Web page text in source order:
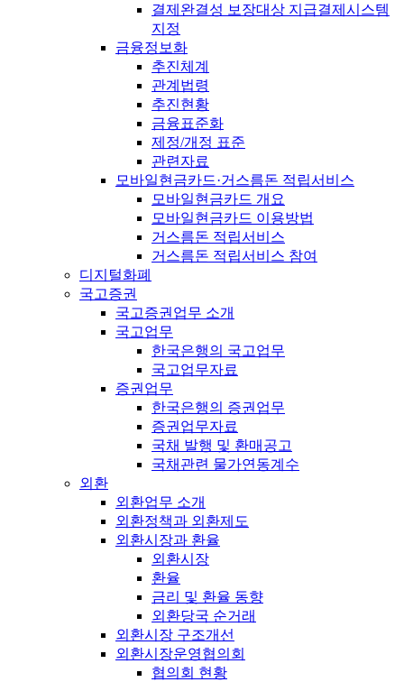
결제완결성 보장대상 지급결제시스템
지정
금융정보화
추진체계
관계법령
추진현황
금융표준화
제정/개정 표준
관련자료
모바일현금카드·거스름돈 적립서비스
모바일현금카드 개요
모바일현금카드 이용방법
거스름돈 적립서비스
거스름돈 적립서비스 참여
디지털화폐
국고증권
국고증권업무 소개
국고업무
한국은행의 국고업무
국고업무자료
증권업무
한국은행의 증권업무
증권업무자료
국채 발행 및 환매공고
국채관련 물가연동계수
외환
외환업무 소개
외환정책과 외환제도
외환시장과 환율
외환시장
환율
금리 및 환율 동향
외환당국 순거래
외환시장 구조개선
외환시장운영협의회
협의회 현황